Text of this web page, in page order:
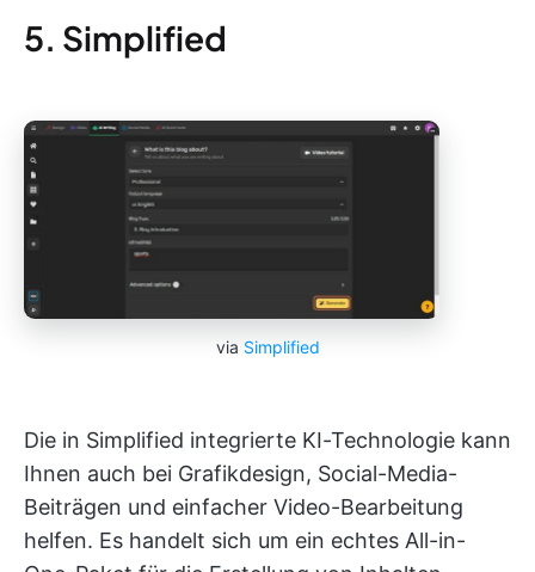
5. Simplified
via Simplified
Die in Simplified integrierte KI-Technologie kann
Ihnen auch bei Grafikdesign, Social-Media-
Beiträgen und einfacher Video-Bearbeitung
helfen. Es handelt sich um ein echtes All-in-